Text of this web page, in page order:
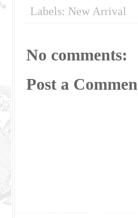
Labels: New Arrival
No comments:
Post a